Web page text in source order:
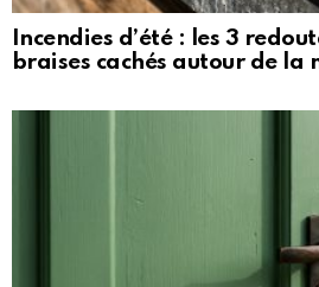
Incendies d’été : les 3
braises cachés autour de la